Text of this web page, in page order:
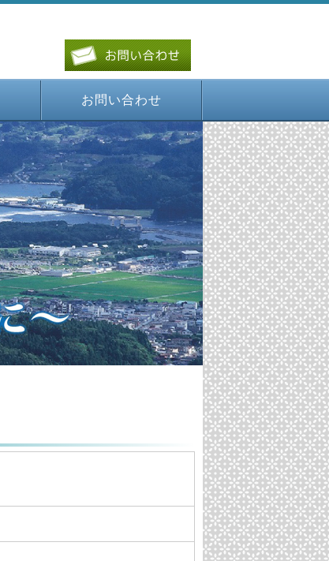
お問い合わせ